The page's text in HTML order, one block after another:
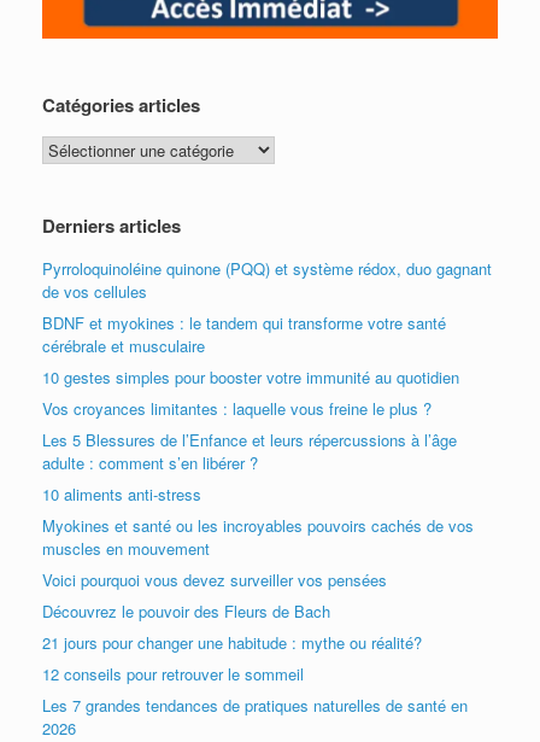
Catégories articles
Catégories
articles
Derniers articles
Pyrroloquinoléine quinone (PQQ) et système rédox, duo gagnant
de vos cellules
BDNF et myokines : le tandem qui transforme votre santé
cérébrale et musculaire
10 gestes simples pour booster votre immunité au quotidien
Vos croyances limitantes : laquelle vous freine le plus ?
Les 5 Blessures de l’Enfance et leurs répercussions à l’âge
adulte : comment s’en libérer ?
10 aliments anti-stress
Myokines et santé ou les incroyables pouvoirs cachés de vos
muscles en mouvement
Voici pourquoi vous devez surveiller vos pensées
Découvrez le pouvoir des Fleurs de Bach
21 jours pour changer une habitude : mythe ou réalité?
12 conseils pour retrouver le sommeil
Les 7 grandes tendances de pratiques naturelles de santé en
2026